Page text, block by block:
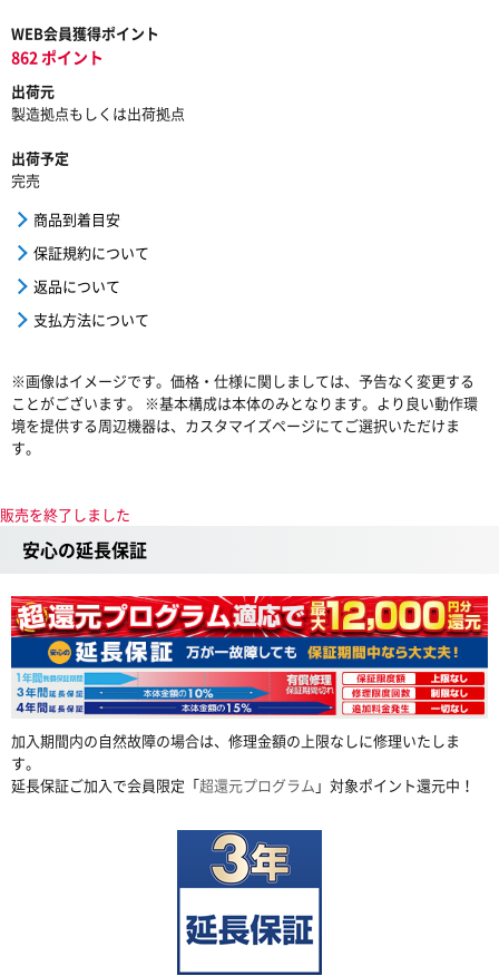
WEB会員獲得ポイント
862 ポイント
出荷元
製造拠点もしくは出荷拠点
出荷予定
完売
商品到着目安
保証規約について
返品について
支払方法について
※画像はイメージです。価格・仕様に関しましては、予告なく変更する
ことがございます。 ※基本構成は本体のみとなります。より良い動作環
境を提供する周辺機器は、カスタマイズページにてご選択いただけま
す。
販売を終了しました
安心の延長保証
加入期間内の自然故障の場合は、修理金額の上限なしに修理いたしま
す。
延長保証ご加入で会員限定「超還元プログラム 」対象ポイント還元中！